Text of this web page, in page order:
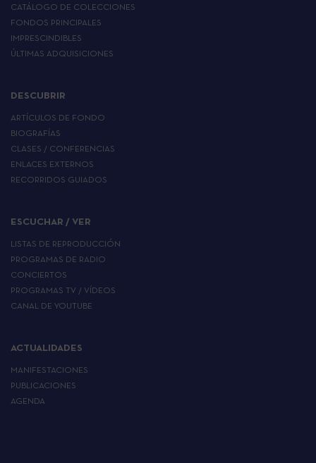
CATÁLOGO DE COLECCIONES
FONDOS PRINCIPALES
IMPRESCINDIBLES
ÚLTIMAS ADQUISICIONES
DESCUBRIR
ARTÍCULOS DE FONDO
BIOGRAFÍAS
CLASES / CONFERENCIAS
ENLACES EXTERNOS
RECORRIDOS GUIADOS
ESCUCHAR / VER
LISTAS DE REPRODUCCIÓN
PROGRAMAS DE RADIO
CONCIERTOS
PROGRAMAS TV / VÍDEOS
CANAL DE YOUTUBE
ACTUALIDADES
MANIFESTACIONES
PUBLICACIONES
AGENDA